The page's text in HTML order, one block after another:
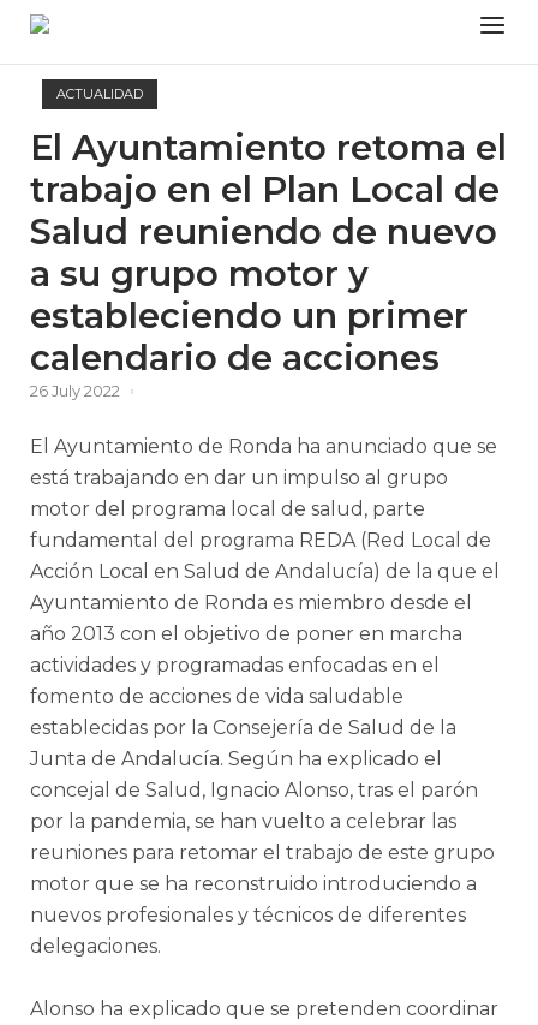
Skip
content
Menu
ACTUALIDAD
El Ayuntamiento retoma el
trabajo en el Plan Local de
Salud reuniendo de nuevo
a su grupo motor y
estableciendo un primer
calendario de acciones
26 July 2022
El Ayuntamiento de Ronda ha anunciado que se
está trabajando en dar un impulso al grupo
motor del programa local de salud, parte
fundamental del programa REDA (Red Local de
Acción Local en Salud de Andalucía) de la que el
Ayuntamiento de Ronda es miembro desde el
año 2013 con el objetivo de poner en marcha
actividades y programadas enfocadas en el
fomento de acciones de vida saludable
establecidas por la Consejería de Salud de la
Junta de Andalucía. Según ha explicado el
concejal de Salud, Ignacio Alonso, tras el parón
por la pandemia, se han vuelto a celebrar las
reuniones para retomar el trabajo de este grupo
motor que se ha reconstruido introduciendo a
nuevos profesionales y técnicos de diferentes
delegaciones.
Alonso ha explicado que se pretenden coordinar